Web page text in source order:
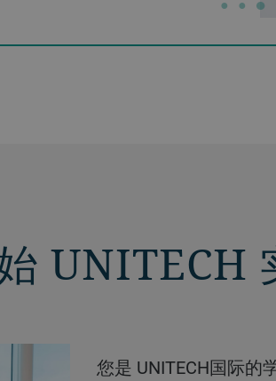
UNITECH
您是 UNITECH国际的学员吗？创新令你激动吗？您是否希望见证最高工程设